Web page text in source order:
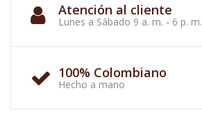
Atención al cliente
Lunes a Sábado 9 a. m. - 6 p. m.
100% Colombiano
Hecho a mano